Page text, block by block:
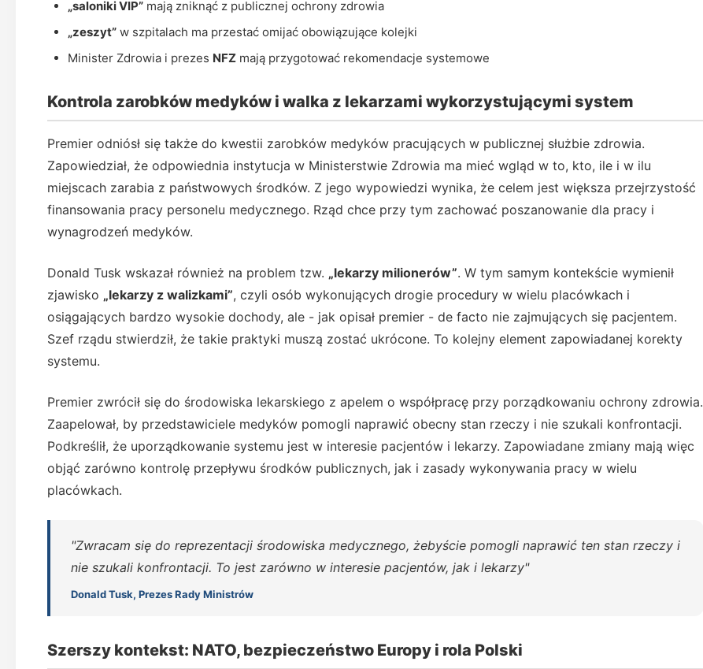
„saloniki VIP” mają zniknąć z publicznej ochrony zdrowia
„zeszyt” w szpitalach ma przestać omijać obowiązujące kolejki
Minister Zdrowia i prezes NFZ mają przygotować rekomendacje systemowe
Kontrola zarobków medyków i walka z lekarzami wykorzystującymi system
Premier odniósł się także do kwestii zarobków medyków pracujących w publicznej służbie zdrowia.
Zapowiedział, że odpowiednia instytucja w Ministerstwie Zdrowia ma mieć wgląd w to, kto, ile i w ilu
miejscach zarabia z państwowych środków. Z jego wypowiedzi wynika, że celem jest większa przejrzystość
finansowania pracy personelu medycznego. Rząd chce przy tym zachować poszanowanie dla pracy i
wynagrodzeń medyków.
Donald Tusk wskazał również na problem tzw. „lekarzy milionerów”. W tym samym kontekście wymienił
zjawisko „lekarzy z walizkami”, czyli osób wykonujących drogie procedury w wielu placówkach i
osiągających bardzo wysokie dochody, ale - jak opisał premier - de facto nie zajmujących się pacjentem.
Szef rządu stwierdził, że takie praktyki muszą zostać ukrócone. To kolejny element zapowiadanej korekty
systemu.
Premier zwrócił się do środowiska lekarskiego z apelem o współpracę przy porządkowaniu ochrony zdrowia.
Zaapelował, by przedstawiciele medyków pomogli naprawić obecny stan rzeczy i nie szukali konfrontacji.
Podkreślił, że uporządkowanie systemu jest w interesie pacjentów i lekarzy. Zapowiadane zmiany mają więc
objąć zarówno kontrolę przepływu środków publicznych, jak i zasady wykonywania pracy w wielu
placówkach.
"Zwracam się do reprezentacji środowiska medycznego, żebyście pomogli naprawić ten stan rzeczy i
nie szukali konfrontacji. To jest zarówno w interesie pacjentów, jak i lekarzy"
Donald Tusk, Prezes Rady Ministrów
Szerszy kontekst: NATO, bezpieczeństwo Europy i rola Polski